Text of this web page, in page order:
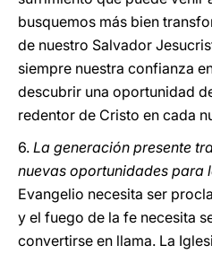
busquemos más bien
de nuestro Salvador
siempre nuestra confianza
descubrir una oportunidad
redentor de Cristo en cada
6. La generación presente
nuevas oportunidades para
Evangelio necesita ser
y el fuego de la fe necesita
convertirse en llama. La